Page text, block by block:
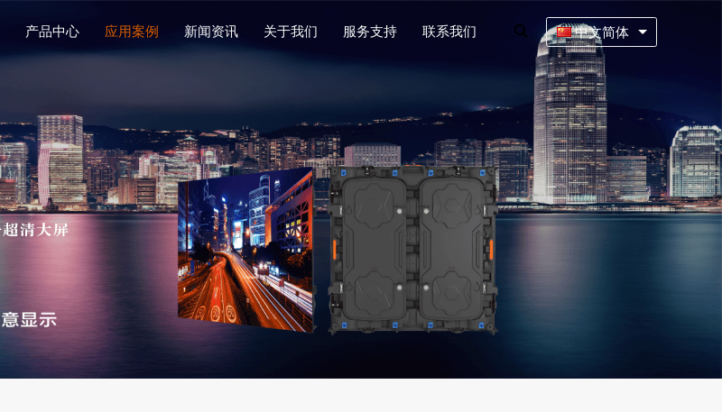
产品中心 应用案例 新闻资讯 关于我们 服务支持 联系我们 中文简体